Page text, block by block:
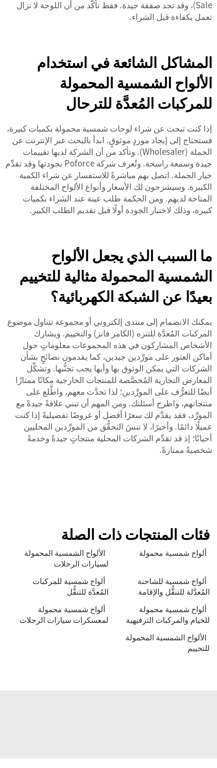
Sale)، وقد تجد صفقة جيدة. فقط تأكَّد من أن اللوحة لا تزال
تعمل بكفاءة قبل الشراء.
المشاكل الشائعة في استخدام
الألواح الشمسية المحمولة
للمركبات المُعدَّة للترحال
إذا كنت تبحث عن شراء لوحات شمسية محمولة بكميات كبيرة،
فستحتاج إلى إيجاد موردٍ موثوقٍ. ابدأ بالبحث عبر الإنترنت عن
الجملة (Wholesaler). وتأكد من أن الشركة لديها تقييمات
جيدة وسمعة راسخة. وتُعرف شركة Poforce بجودتها وقد تقدِّم
خيار الجملة. اتصل بهم مباشرةً للاستفسار عن شراء الكمية
الكبيرة. وسيشرحون لك الأسعار وأنواع الألواح المختلفة
المتاحة لديهم. ومن الحكمة طلب عينة عند الشراء بكميات
كبيرة، وذلك لاختبار الجودة أولًا قبل تقديم الطلب الكبير.
ما السبب الذي يجعل الألواح
الشمسية المحمولة مثالية للتخييم
بعيدًا عن الشبكة الكهربائية؟
يمكنك الانضمام إلى منتدى إلكتروني أو مجموعة تتناول موضوع
المركبات المُعدَّة للتنزه (الكامر فانز) والتخييم. ويشارك
الأشخاص المشاركون في هذه المجموعات معلوماتٍ حول
أماكن العثور على مورِّدين جيدين، كما يقدمون نصائحٍ بشأن
الشركات التي يمكن الوثوق بها وأيها يجب تجنُّبها. وتشكِّل
المعارض التجارية المُخصَّصة للمنتجات الخارجية مكانًا ممتازًا
أيضًا للتعرُّف على المورِّدين؛ لذا تحدَّث معهم، واطَّلع على
منتجاتهم، واطرح أسئلتك. ومن المهم أن تبني علاقةً جيدةً مع
المورِّد، فقد يقدِّم لك سعرًا أفضل أو عروضًا تفضيليةً إذا كنت
عميلًا دائمًا. وأخيرًا، لا تنسَ التحقُّق من المورِّدين المحليين
أحيانًا؛ إذ قد تقدِّم الشركات المحلية منتجاتٍ جيدةً وخدمةً
شخصيةً ممتازةً.
فئات المنتجات ذات الصلة
ألواح شمسية محمولة
الألواح الشمسية المحمولة
لسيارات الرحلات
ألواح شمسية للشاحنة
المُعدَّلة للتنقُّل والإقامة
ألواح شمسية للمركبات
المُعدَّة للتنقُّل
ألواح شمسية محمولة
للخيام والمركبات الترفيهية
ألواح شمسية محمولة
لمعسكرات سيارات الرحلات
الألواح الشمسية المحمولة
للتخييم